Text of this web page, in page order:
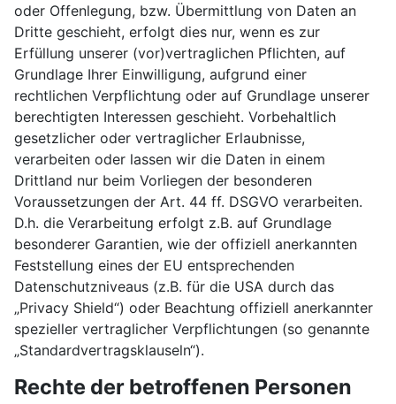
oder Offenlegung, bzw. Übermittlung von Daten an
Dritte geschieht, erfolgt dies nur, wenn es zur
Erfüllung unserer (vor)vertraglichen Pflichten, auf
Grundlage Ihrer Einwilligung, aufgrund einer
rechtlichen Verpflichtung oder auf Grundlage unserer
berechtigten Interessen geschieht. Vorbehaltlich
gesetzlicher oder vertraglicher Erlaubnisse,
verarbeiten oder lassen wir die Daten in einem
Drittland nur beim Vorliegen der besonderen
Voraussetzungen der Art. 44 ff. DSGVO verarbeiten.
D.h. die Verarbeitung erfolgt z.B. auf Grundlage
besonderer Garantien, wie der offiziell anerkannten
Feststellung eines der EU entsprechenden
Datenschutzniveaus (z.B. für die USA durch das
„Privacy Shield“) oder Beachtung offiziell anerkannter
spezieller vertraglicher Verpflichtungen (so genannte
„Standardvertragsklauseln“).
Rechte der betroffenen Personen